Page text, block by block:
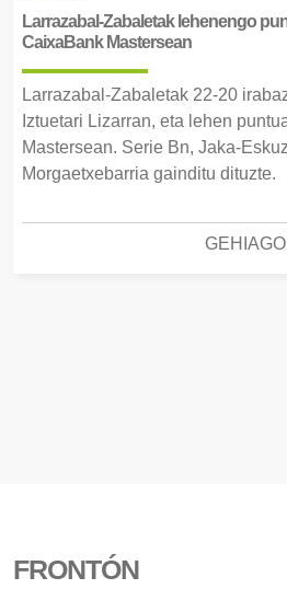
Larrazabal-Zabaletak lehenengo
CaixaBank Mastersean
Larrazabal-Zabaletak 22-20
Iztuetari Lizarran, eta lehen
Mastersean. Serie Bn, Jaka-
Morgaetxebarria gainditu dituzte.
GEHIAGO
FRONTÓN